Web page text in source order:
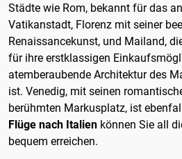
Städte wie Rom, bekannt für das
Vatikanstadt, Florenz mit seiner
Renaissancekunst, und Mailand,
für ihre erstklassigen
atemberaubende Architektur des
ist. Venedig, mit seinen
berühmten Markusplatz, ist
Flüge nach Italien können Sie all
bequem erreichen.